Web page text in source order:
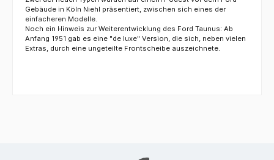
Gebäude in Köln Niehl präsentiert, zwischen sich eines der
einfacheren Modelle.
Noch ein Hinweis zur Weiterentwicklung des Ford Taunus: Ab
Anfang 1951 gab es eine "de luxe" Version, die sich, neben vielen
Extras, durch eine ungeteilte Frontscheibe auszeichnete.